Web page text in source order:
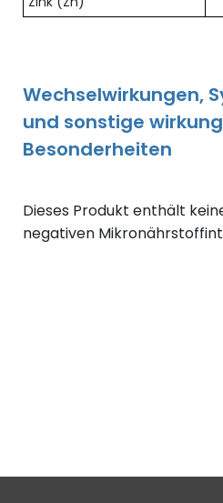
Wechselwirkungen,
und sonstige
Besonderheiten
Dieses Produkt enthält
negativen